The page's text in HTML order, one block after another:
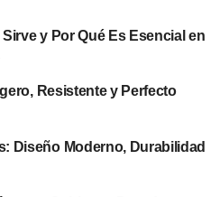
y Por Qué Es Esencial en
Resistente y Perfecto
Diseño Moderno, Durabilidad